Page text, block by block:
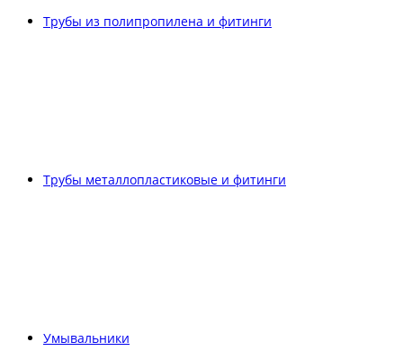
Трубы из полипропилена и фитинги
Трубы металлопластиковые и фитинги
Умывальники